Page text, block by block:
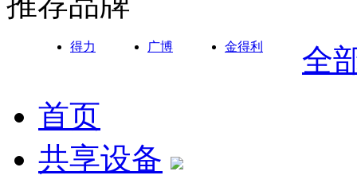
得力 广博 金得利
全
首页
共享设备